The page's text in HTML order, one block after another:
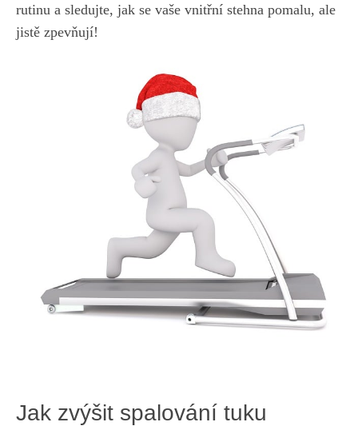
rutinu​ a ⁢sledujte, jak se vaše vnitřní stehna pomalu, ale
jistě zpevňují!
Jak zvýšit spalování tuku